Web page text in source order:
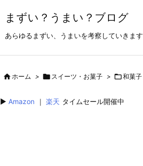
まずい？うまい？ブログ
あらゆるまずい、うまいを考察していきます
ホーム >  スイーツ・お菓子 > 和菓子
▶︎ Amazon ｜ 楽天 タイムセール開催中